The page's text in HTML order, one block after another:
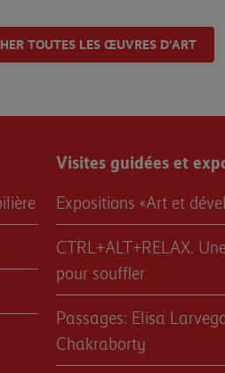
TOUTES LES ŒUVRES D'ART
Visites guidées et
Expositions «Art et
CTRL+ALT+RELAX.
pour souffler
Passages: Elisa
Chakraborty